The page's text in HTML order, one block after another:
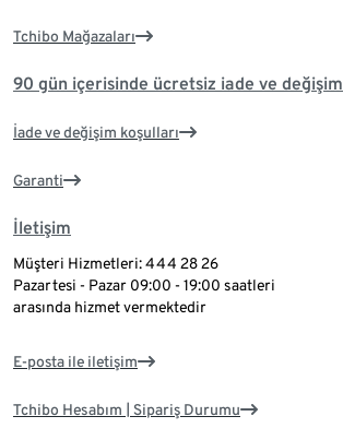
Tchibo Mağazaları
90 gün içerisinde ücretsiz iade ve değişim
İade ve değişim koşulları
Garanti
İletişim
Müşteri Hizmetleri: 444 28 26
Pazartesi - Pazar 09:00 - 19:00 saatleri
arasında hizmet vermektedir
E-posta ile iletişim
Tchibo Hesabım | Sipariş Durumu